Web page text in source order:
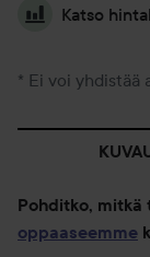
Katso
* Ei voi yhdistää
Pohditko,
oppaaseemme